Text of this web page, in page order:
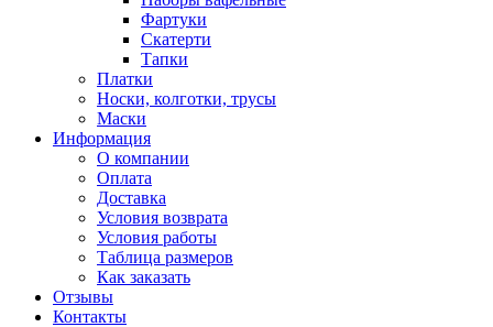
Фартуки
Скатерти
Тапки
Платки
Носки, колготки, трусы
Маски
Информация
О компании
Оплата
Доставка
Условия возврата
Условия работы
Таблица размеров
Как заказать
Отзывы
Контакты